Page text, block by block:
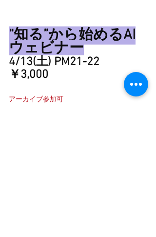
“知る”から始めるAI
ウェビナー
4/13(土) PM21-22
￥3,000
アーカイブ参加可